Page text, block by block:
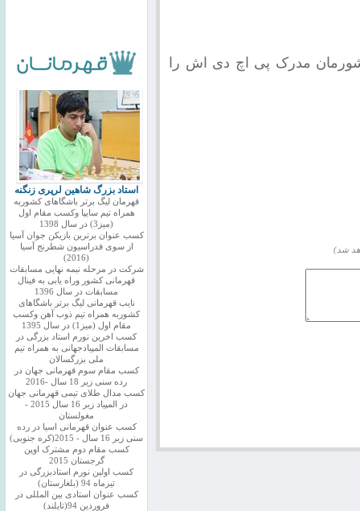
کشورمان مدرک پی اچ دی اش را
شد)
استاد بزرگ شاهین لرپری زنگنه
قهرمان لیگ برتر باشگاهای کشوربه
همراه تیم سایپا وکسب مقام اول
(میز3) در سال 1398
کسب عنوان برترین بازیکن جوان آسیا
از سوی فدراسیون شطرنج آسیا
(2016)
شرکت در مرحله نیمه نهایی مسابقات
قهرمانی کشور وراه یابی به فینال
مسابقات در سال 1396
نایب قهرمانی لیگ برتر باشگاهای
کشوربه همراه تیم ذوب آهن وکسب
مقام اول (میز1) در سال 1395
کسب اخرین نورم استاد بزرگی در
مسابقات المپیادجهانی به همراه تیم
ملی بزرگسالان
کسب مقام سوم قهرمانی جهان در
رده سنی زیر 18 سال -2016
کسب مدال طلای تیمی قهرمانی جهان
در المپیاد زیر 16 سال 2015 -
مغولستان
کسب عنوان قهرمانی اسیا در رده
سنی زیر 16 سال - 2015(کره جنوبی)
کسب مقام دوم مشترک اوپن
گرجستان 2015
کسب اولین نورم استادبزرگی در
تیرماه 94 (بلغارستان)
کسب عنوان استادی بین المللی در
فروردین 94(تایلند)